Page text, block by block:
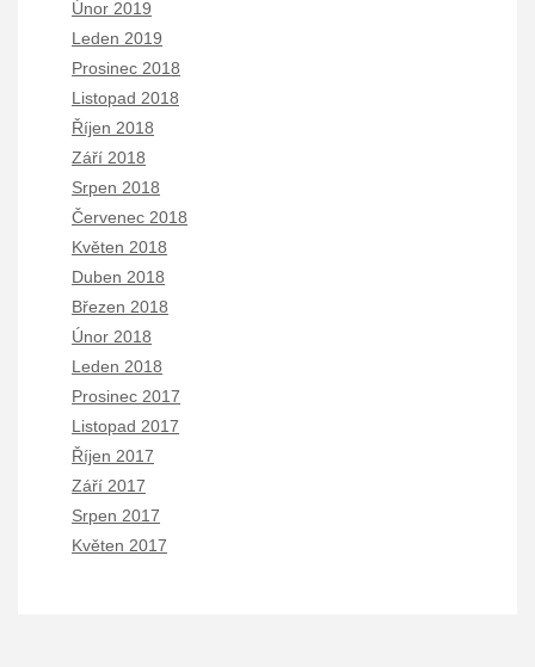
Únor 2019
Leden 2019
Prosinec 2018
Listopad 2018
Říjen 2018
Září 2018
Srpen 2018
Červenec 2018
Květen 2018
Duben 2018
Březen 2018
Únor 2018
Leden 2018
Prosinec 2017
Listopad 2017
Říjen 2017
Září 2017
Srpen 2017
Květen 2017